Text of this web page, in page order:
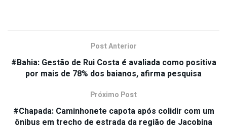
Post Anterior
#Bahia: Gestão de Rui Costa é avaliada como positiva
por mais de 78% dos baianos, afirma pesquisa
Próximo Post
#Chapada: Caminhonete capota após colidir com um
ônibus em trecho de estrada da região de Jacobina